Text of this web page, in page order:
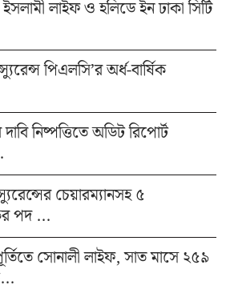
ইসলামী লাইফ ও হলিডে ইন ঢাকা সিটি
পিএলসি’র অর্ধ-বার্ষিক
নিষ্পত্তিতে অডিট রিপোর্ট
চেয়ারম্যানসহ ৫
পদ ...
সোনালী লাইফ, সাত মাসে ২৫৯